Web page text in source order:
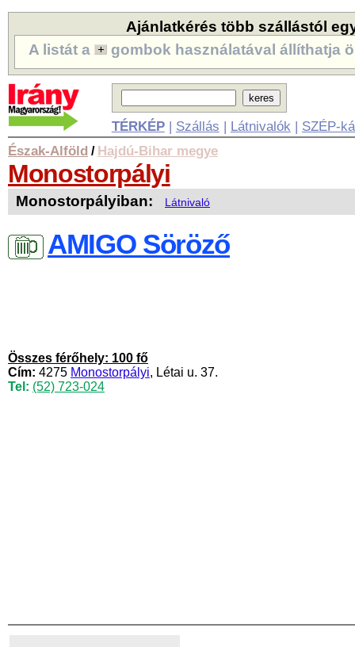
Ajánlatkérés több szállástól
A listát a
gombok használatával állíthatja
TÉRKÉP| Szállás | Látnivalók | SZÉP-
Észak-Alföld / Hajdú-Bihar megye
Monostorpályi
Monostorpályiban: Látnivaló
AMIGO Söröző
Összes férőhely: 100 fő
Cím: 4275 Monostorpályi, Létai u. 37.
Tel: (52) 723-024